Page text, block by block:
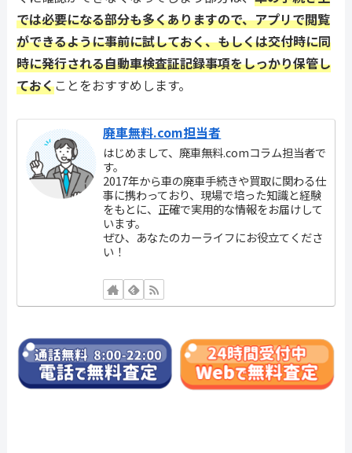
では必要になる部分も多くありますので、アプリで閲覧
ができるように事前に試しておく、もしくは交付時に同
時に発行される自動車検査証記録事項をしっかり保管し
ておくことをおすすめします。
廃車無料.com担当者
はじめまして、廃車無料.comコラム担当者で
す。
2017年から車の廃車手続きや買取に関わる仕
事に携わっており、現場で培った知識と経験
をもとに、正確で実用的な情報をお届けして
います。
ぜひ、あなたのカーライフにお役立てくださ
い！